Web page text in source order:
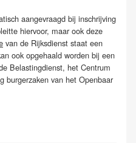
aangevraagd bij inschrijving
hiervoor, maar ook deze
van de Rijksdienst staat een
ook opgehaald worden bij een
Belastingdienst, het Centrum
burgerzaken van het Openbaar